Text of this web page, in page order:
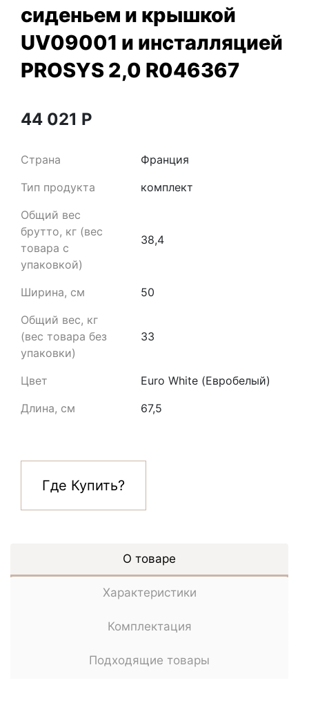
сиденьем и крышкой
UV09001 и инсталляцией
PROSYS 2,0 R046367
44 021 Р
Страна
Франция
Тип продукта
комплект
Общий вес
брутто, кг (вес
товара с
упаковкой)
38,4
Ширина, см
50
Общий вес, кг
(вес товара без
упаковки)
33
Цвет
Euro White (Евробелый)
Длина, см
67,5
Где Купить?
О товаре
Характеристики
Комплектация
Подходящие товары